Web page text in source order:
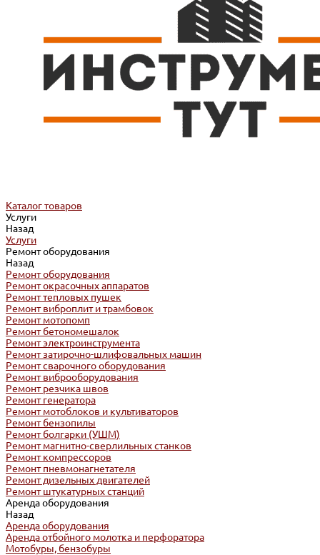
Каталог товаров
Услуги
Назад
Услуги
Ремонт оборудования
Назад
Ремонт оборудования
Ремонт окрасочных аппаратов
Ремонт тепловых пушек
Ремонт виброплит и трамбовок
Ремонт мотопомп
Ремонт бетономешалок
Ремонт электроинструмента
Ремонт затирочно-шлифовальных машин
Ремонт сварочного оборудования
Ремонт виброоборудования
Ремонт резчика швов
Ремонт генератора
Ремонт мотоблоков и культиваторов
Ремонт бензопилы
Ремонт болгарки (УШМ)
Ремонт магнитно-сверлильных станков
Ремонт компрессоров
Ремонт пневмонагнетателя
Ремонт дизельных двигателей
Ремонт штукатурных станций
Аренда оборудования
Назад
Аренда оборудования
Аренда отбойного молотка и перфоратора
Мотобуры, бензобуры